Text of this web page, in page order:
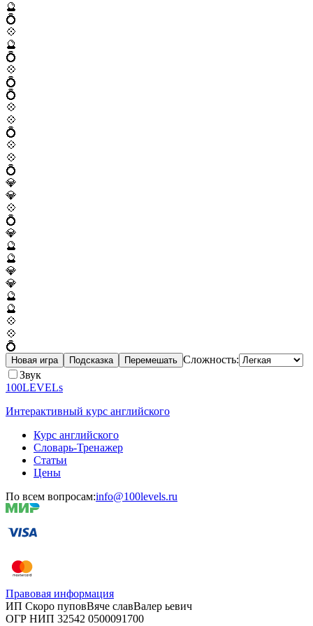
🔮
💍
💠
🔮
💍
💠
💍
💍
💠
💠
💍
💠
💠
💍
💎
💎
💠
💍
💎
🔮
🔮
💎
💎
🔮
🔮
💠
💠
💍
Новая игра Подсказка Перемешать Сложность:
Звук
100LEVELs
Интерактивный курс английского
Курс английского
Словарь-Тренажер
Статьи
Цены
По всем вопросам:info@100levels.ru
Правовая информация
ИП Скоро пуповВяче славВалер ьевич
ОГР НИП 32542 0500091700